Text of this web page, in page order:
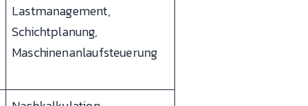
Lastmanagement,
Schichtplanung,
Maschinenanlaufsteuerung